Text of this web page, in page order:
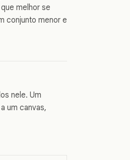
melhor se
conjunto menor e
nele. Um
um canvas,